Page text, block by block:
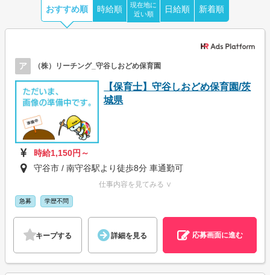
おすすめ順 時給順
現在地に
近い順
日給順 新着順
ア （株）リーチング_守谷しおどめ保育園
【保育士】守谷しおどめ保育園/茨
城県
時給1,150円～
守谷市 / 南守谷駅より徒歩8分 車通勤可
仕事内容を見てみる ∨
急募 学歴不問
キープする 詳細を見る 応募画面に進む